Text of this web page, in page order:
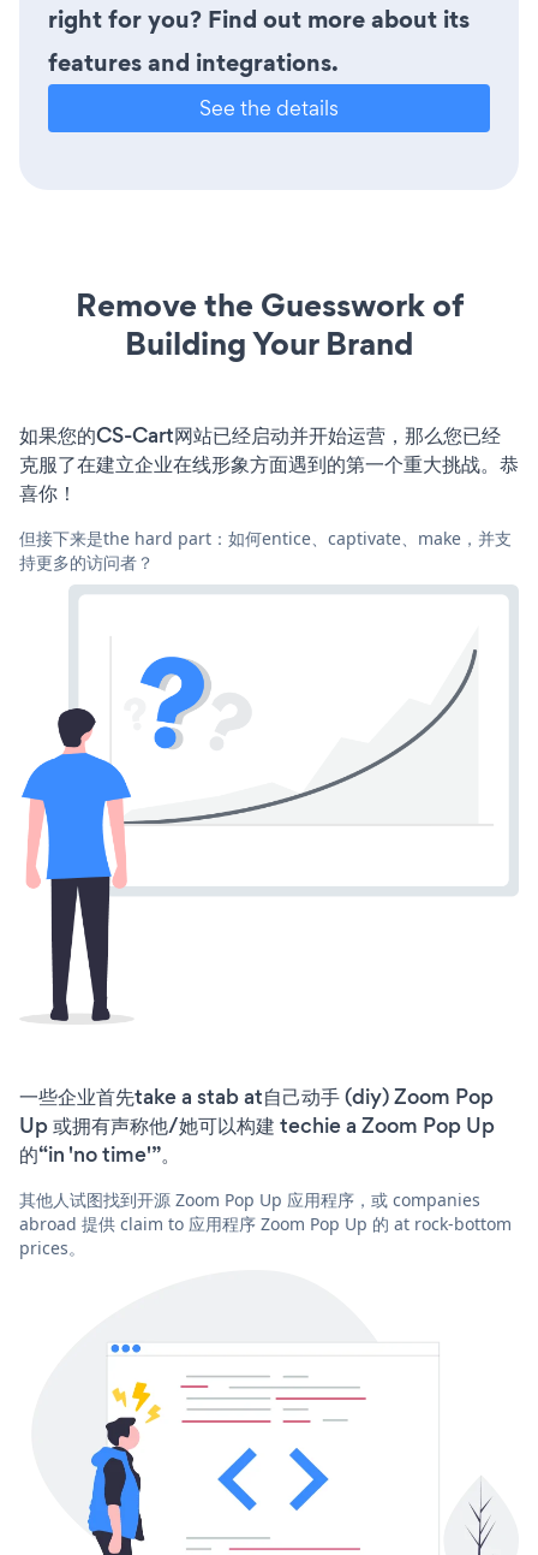
right for you? Find out more about its
features and integrations.
See the details
Remove the Guesswork of
Building Your Brand
如果您的CS-Cart网站已经启动并开始运营，那么您已经
克服了在建立企业在线形象方面遇到的第一个重大挑战。恭
喜你！
但接下来是the hard part：如何entice、captivate、make，并支
持更多的访问者？
一些企业首先take a stab at自己动手 (diy) Zoom Pop
Up 或拥有声称他/她可以构建 techie a Zoom Pop Up
的“in 'no time'”。
其他人试图找到开源 Zoom Pop Up 应用程序，或 companies
abroad 提供 claim to 应用程序 Zoom Pop Up 的 at rock-bottom
prices。